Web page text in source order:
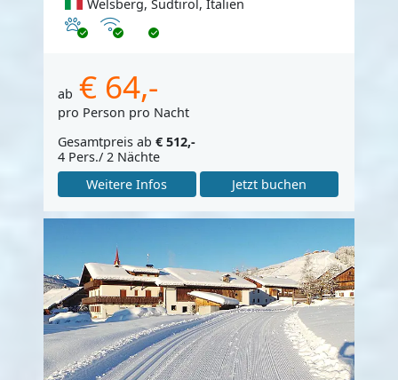
Welsberg, Südtirol, Italien
Haustiere erlaubt
Internet
ab € 64,-
pro Person pro Nacht
Gesamtpreis ab € 512,-
4 Pers./ 2 Nächte
Weitere Infos
Jetzt buchen